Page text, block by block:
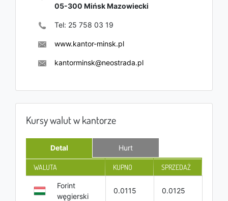
05-300 Mińsk Mazowiecki
Tel: 25 758 03 19
www.kantor-minsk.pl
kantorminsk@neostrada.pl
Kursy walut w kantorze
Detal Hurt
WALUTA KUPNO SPRZEDAŻ
Forint
węgierski
0.0115 0.0125